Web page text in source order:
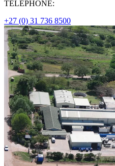
TÉLÉPHONE:
+27 (0) 31 736 8500